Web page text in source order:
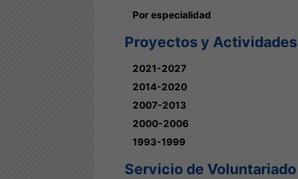
Por especialidad
Proyectos y Actividades
2021-2027
2014-2020
2007-2013
2000-2006
1993-1999
Servicio de Voluntariado